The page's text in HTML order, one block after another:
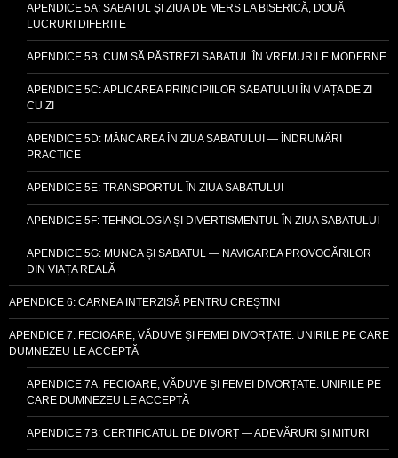
APENDICE 5A: SABATUL ȘI ZIUA DE MERS LA BISERICĂ, DOUĂ
LUCRURI DIFERITE
APENDICE 5B: CUM SĂ PĂSTREZI SABATUL ÎN VREMURILE MODERNE
APENDICE 5C: APLICAREA PRINCIPIILOR SABATULUI ÎN VIAȚA DE ZI
CU ZI
APENDICE 5D: MÂNCAREA ÎN ZIUA SABATULUI — ÎNDRUMĂRI
PRACTICE
APENDICE 5E: TRANSPORTUL ÎN ZIUA SABATULUI
APENDICE 5F: TEHNOLOGIA ȘI DIVERTISMENTUL ÎN ZIUA SABATULUI
APENDICE 5G: MUNCA ȘI SABATUL — NAVIGAREA PROVOCĂRILOR
DIN VIAȚA REALĂ
APENDICE 6: CARNEA INTERZISĂ PENTRU CREȘTINI
APENDICE 7: FECIOARE, VĂDUVE ȘI FEMEI DIVORȚATE: UNIRILE PE CARE
DUMNEZEU LE ACCEPTĂ
APENDICE 7A: FECIOARE, VĂDUVE ȘI FEMEI DIVORȚATE: UNIRILE PE
CARE DUMNEZEU LE ACCEPTĂ
APENDICE 7B: CERTIFICATUL DE DIVORȚ — ADEVĂRURI ȘI MITURI